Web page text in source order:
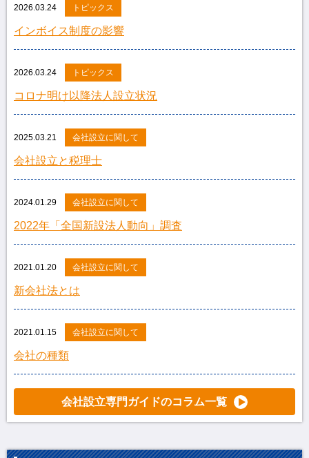
2026.03.24 トピックス
インボイス制度の影響
2026.03.24 トピックス
コロナ明け以降法人設立状況
2025.03.21 会社設立に関して
会社設立と税理士
2024.01.29 会社設立に関して
2022年「全国新設法人動向」調査
2021.01.20 会社設立に関して
新会社法とは
2021.01.15 会社設立に関して
会社の種類
会社設立専門ガイドのコラム一覧